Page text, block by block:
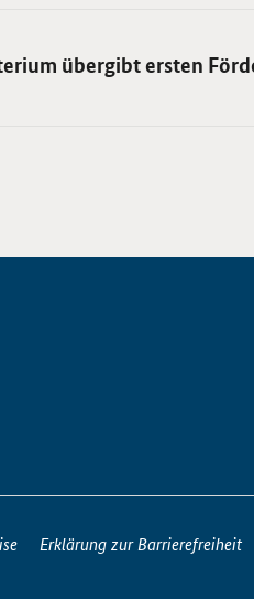
übergibt ersten
Erklärung zur Barrierefreiheit